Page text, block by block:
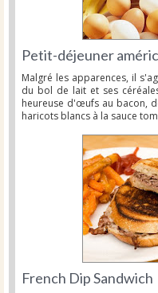
Petit-déjeuner
Malgré les apparences, il
du bol de lait et ses
heureuse d'œufs au bacon,
haricots blancs à la sauce
French Dip Sandwich